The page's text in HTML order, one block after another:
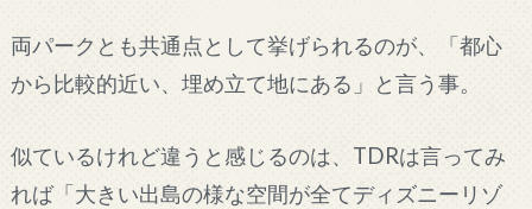
両パークとも共通点として挙げられるのが、「都心
から比較的近い、埋め立て地にある」と言う事。
似ているけれど違うと感じるのは、TDRは言ってみ
れば「大きい出島の様な空間が全てディズニーリゾ